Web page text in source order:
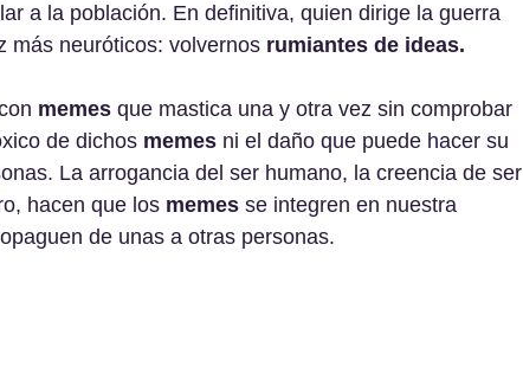
a la población. En definitiva, quien dirige la guerra
más neuróticos: volvernos rumiantes de ideas.
memes que mastica una y otra vez sin comprobar
de dichos memes ni el daño que puede hacer su
La arrogancia del ser humano, la creencia de ser
hacen que los memes se integren en nuestra
de unas a otras personas.